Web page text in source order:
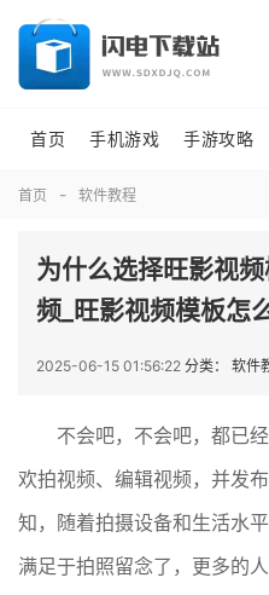
首页 手机游戏 手游攻略
首页 软件教程
为什么选择旺影视
频_旺影视频模板怎
2025-06-15 01:56:22 分类： 软件
不会吧，不会吧，都已
欢拍视频、编辑视频，并发
知，随着拍摄设备和生活水
满足于拍照留念了，更多的